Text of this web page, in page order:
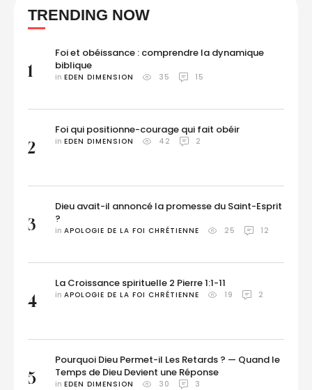
TRENDING NOW
1
Foi et obéissance : comprendre la dynamique
biblique
in EDEN DIMENSION 35 15
2
Foi qui positionne-courage qui fait obéir
in EDEN DIMENSION 42 2
3
Dieu avait-il annoncé la promesse du Saint-Esprit
?
in APOLOGIE DE LA FOI CHRÉTIENNE 25 12
4
La Croissance spirituelle 2 Pierre 1:1-11
in APOLOGIE DE LA FOI CHRÉTIENNE 19 2
5
Pourquoi Dieu Permet-il Les Retards ? — Quand le
Temps de Dieu Devient une Réponse
in EDEN DIMENSION 30 3